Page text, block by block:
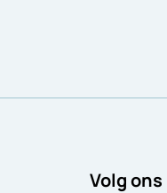
Volg ons